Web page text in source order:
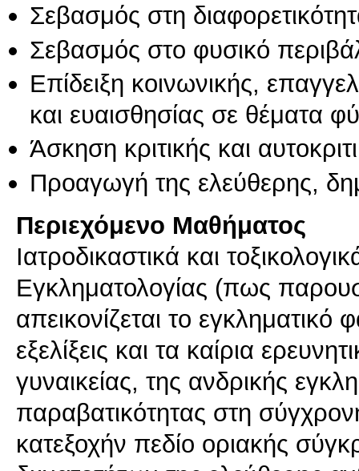
Σεβασμός στη
Σεβασμός στο φυσικό
Επίδειξη κοινωνικής,
και ευαισθησίας σε θέματα
Άσκηση κριτικής και
Προαγωγή της ελεύθερης,
Περιεχόμενο Μαθήματος
Ιατροδικαστικά και
Εγκληματολογίας (πως
απεικονίζεται το εγκληματικό
εξελίξεις και τα καίρια
γυναικείας, της ανδρικής
παραβατικότητας στη
κατεξοχήν πεδίο οριακής